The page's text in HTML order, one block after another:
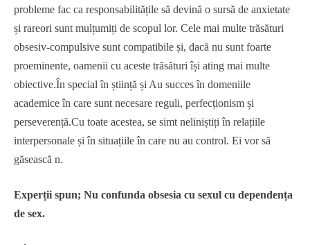
probleme fac ca responsabilitățile să devină o sursă de anxietate
și rareori sunt mulțumiți de scopul lor. Cele mai multe trăsături
obsesiv-compulsive sunt compatibile și, dacă nu sunt foarte
proeminente, oamenii cu aceste trăsături își ating mai multe
obiective.În special în știință și Au succes în domeniile
academice în care sunt necesare reguli, perfecționism și
perseverență.Cu toate acestea, se simt neliniștiți în relațiile
interpersonale și în situațiile în care nu au control. Ei vor să
găsească n.
Experții spun; Nu confunda obsesia cu sexul cu dependența
de sex.